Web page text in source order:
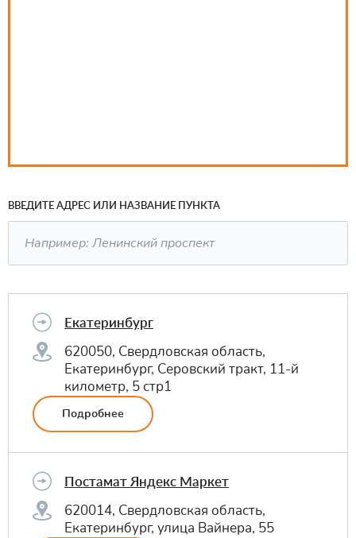
ВВЕДИТЕ АДРЕС ИЛИ НАЗВАНИЕ ПУНКТА
Екатеринбург
620050, Свердловская область,
Екатеринбург, Серовский тракт, 11-й
километр, 5 стр1
Подробнее
Постамат Яндекс Маркет
620014, Свердловская область,
Екатеринбург, улица Вайнера, 55